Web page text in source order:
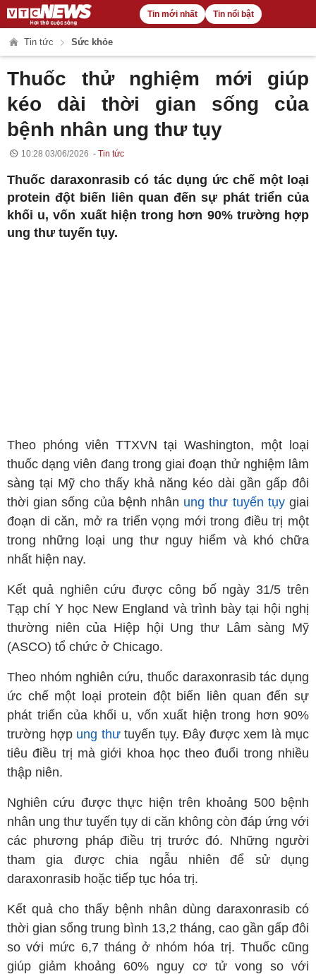
Tin mới nhất Tin nổi bật
Tin tức Sức khỏe
Thuốc thử nghiệm mới giúp
kéo dài thời gian sống của
bệnh nhân ung thư tụy
10:28 03/06/2026 Tin tức
Thuốc daraxonrasib có tác dụng ức chế một loại
protein đột biến liên quan đến sự phát triển của
khối u, vốn xuất hiện trong hơn 90% trường hợp
ung thư tuyến tụy.
Theo phóng viên TTXVN tại Washington, một loại
thuốc dạng viên đang trong giai đoạn thử nghiệm lâm
sàng tại Mỹ cho thấy khả năng kéo dài gần gấp đôi
thời gian sống của bệnh nhân ung thư tuyến tụygiai
đoạn di căn, mở ra triển vọng mới trong điều trị một
trong những loại ung thư nguy hiểm và khó chữa
nhất hiện nay.
Kết quả nghiên cứu được công bố ngày 31/5 trên
Tạp chí Y học New England và trình bày tại hội nghị
thường niên của Hiệp hội Ung thư Lâm sàng Mỹ
(ASCO) tổ chức ở Chicago.
Theo nhóm nghiên cứu, thuốc daraxonrasib tác dụng
ức chế một loại protein đột biến liên quan đến sự
phát triển của khối u, vốn xuất hiện trong hơn 90%
trường hợp ung thưtuyến tụy. Đây được xem là mục
tiêu điều trị mà giới khoa học theo đuổi trong nhiều
thập niên.
Nghiên cứu được thực hiện trên khoảng 500 bệnh
nhân ung thư tuyến tụy di căn không còn đáp ứng với
các phương pháp điều trị trước đó. Những người
tham gia được chia ngẫu nhiên để sử dụng
daraxonrasib hoặc tiếp tục hóa trị.
Kết quả cho thấy bệnh nhân dùng daraxonrasib có
thời gian sống trung bình 13,2 tháng, cao gần gấp đôi
so với mức 6,7 tháng ở nhóm hóa trị. Thuốc cũng
giúp giảm khoảng 60% nguy cơ tử vong so với